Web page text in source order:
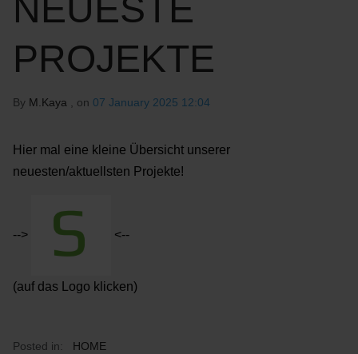
NEUESTE
PROJEKTE
By M.Kaya , on 07 January 2025 12:04
Hier mal eine kleine Übersicht unserer
neuesten/aktuellsten Projekte!
--> <--
(auf das Logo klicken)
Posted in: HOME